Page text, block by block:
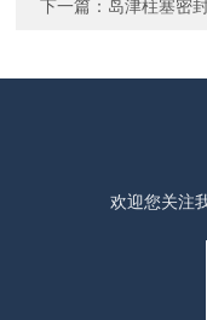
下一篇： 岛津柱塞密
欢迎您关注